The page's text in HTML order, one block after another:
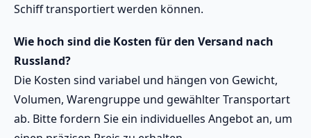
Schiff transportiert werden können.
Wie hoch sind die Kosten für den Versand nach
Russland?
Die Kosten sind variabel und hängen von Gewicht,
Volumen, Warengruppe und gewählter Transportart
ab. Bitte fordern Sie ein individuelles Angebot an, um